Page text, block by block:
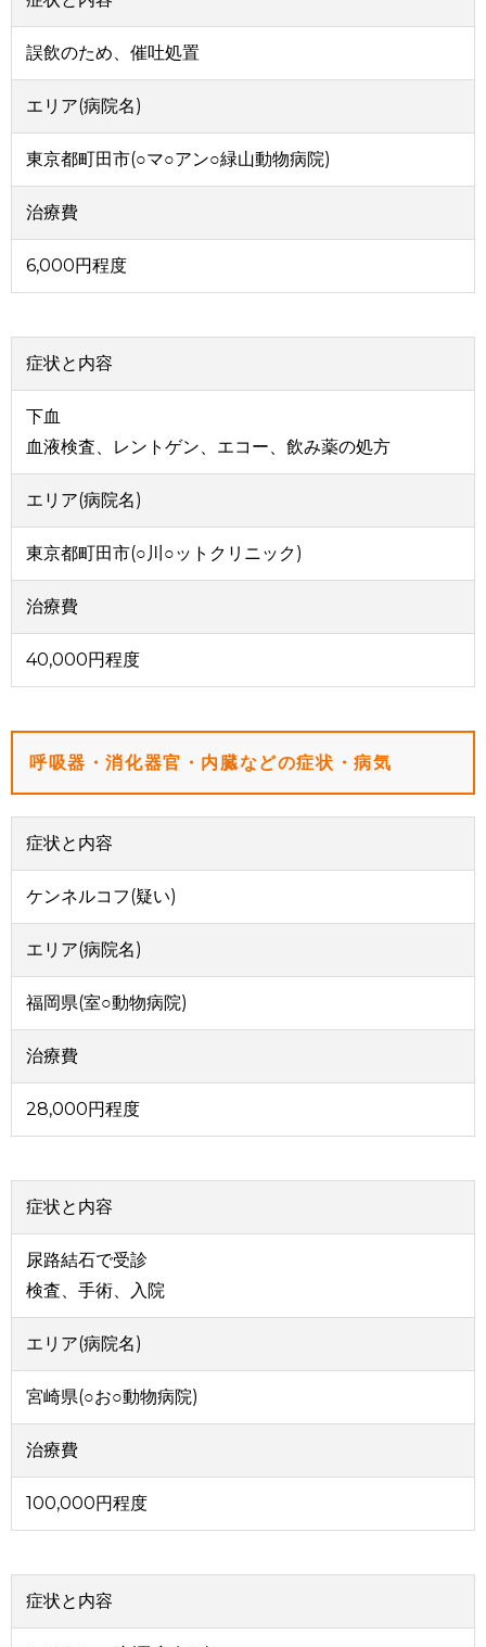
誤飲のため、催吐処置
エリア(病院名)
東京都町田市(○マ○アン○緑山動物病院)
治療費
6,000円程度
症状と内容
下血
血液検査、レントゲン、エコー、飲み薬の処方
エリア(病院名)
東京都町田市(○川○ットクリニック)
治療費
40,000円程度
呼吸器・消化器官・内臓などの症状・病気
症状と内容
ケンネルコフ(疑い)
エリア(病院名)
福岡県(室○動物病院)
治療費
28,000円程度
症状と内容
尿路結石で受診
検査、手術、入院
エリア(病院名)
宮崎県(○お○動物病院)
治療費
100,000円程度
症状と内容